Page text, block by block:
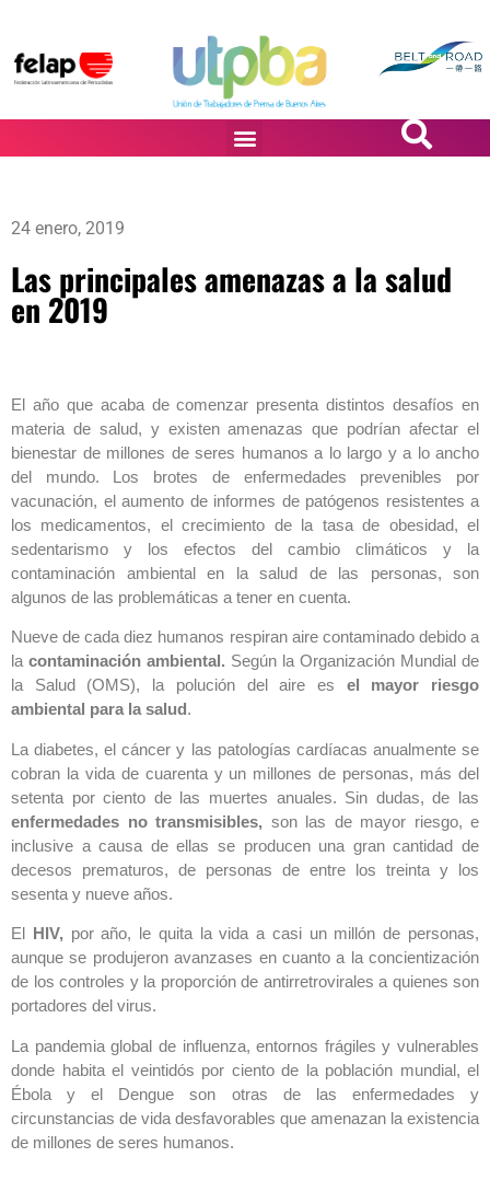
24 enero, 2019
Las principales amenazas a la salud
en 2019
El año que acaba de comenzar presenta distintos desafíos en
materia de salud, y existen amenazas que podrían afectar el
bienestar de millones de seres humanos a lo largo y a lo ancho
del mundo. Los brotes de enfermedades prevenibles por
vacunación, el aumento de informes de patógenos resistentes a
los medicamentos, el crecimiento de la tasa de obesidad, el
sedentarismo y los efectos del cambio climáticos y la
contaminación ambiental en la salud de las personas, son
algunos de las problemáticas a tener en cuenta.
Nueve de cada diez humanos respiran aire contaminado debido a
la contaminación ambiental. Según la Organización Mundial de
la Salud (OMS), la polución del aire es el mayor riesgo
ambiental para la salud.
La diabetes, el cáncer y las patologías cardíacas anualmente se
cobran la vida de cuarenta y un millones de personas, más del
setenta por ciento de las muertes anuales. Sin dudas, de las
enfermedades no transmisibles, son las de mayor riesgo, e
inclusive a causa de ellas se producen una gran cantidad de
decesos prematuros, de personas de entre los treinta y los
sesenta y nueve años.
El HIV, por año, le quita la vida a casi un millón de personas,
aunque se produjeron avanzases en cuanto a la concientización
de los controles y la proporción de antirretrovirales a quienes son
portadores del virus.
La pandemia global de influenza, entornos frágiles y vulnerables
donde habita el veintidós por ciento de la población mundial, el
Ébola y el Dengue son otras de las enfermedades y
circunstancias de vida desfavorables que amenazan la existencia
de millones de seres humanos.